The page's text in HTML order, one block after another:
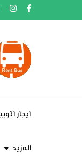
إلى
ايجار
المزيد